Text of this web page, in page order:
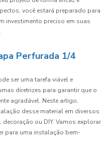
você estará preparado para
investimento preciso em suas
Perfurada 1/4
ser uma tarefa viável e
diretrizes para garantir que o
agradável. Neste artigo,
desse material em diversos
ou DIY. Vamos explorar
para uma instalação bem-